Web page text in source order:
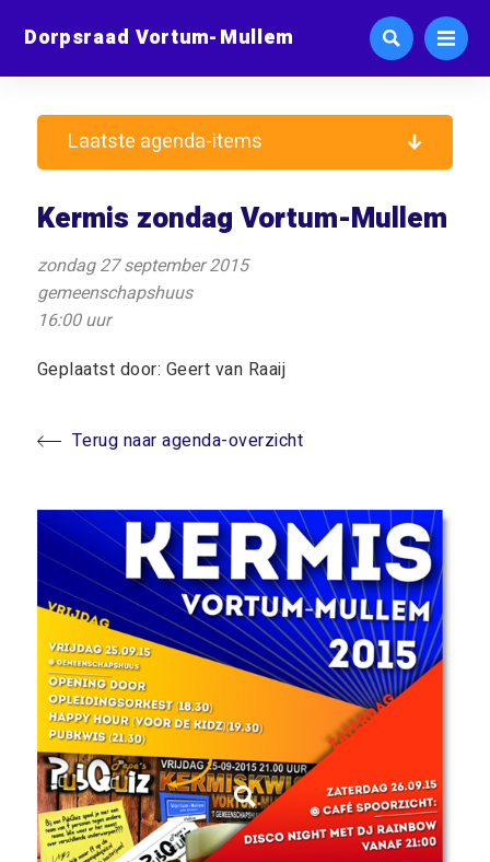
Dorpsraad Vortum-Mullem
Kermis zondag Vortum-Mullem
zondag 27 september 2015
gemeenschapshuus
16:00 uur
Geplaatst door: Geert van Raaij
Terug naar agenda-overzicht
Laatste agenda-items